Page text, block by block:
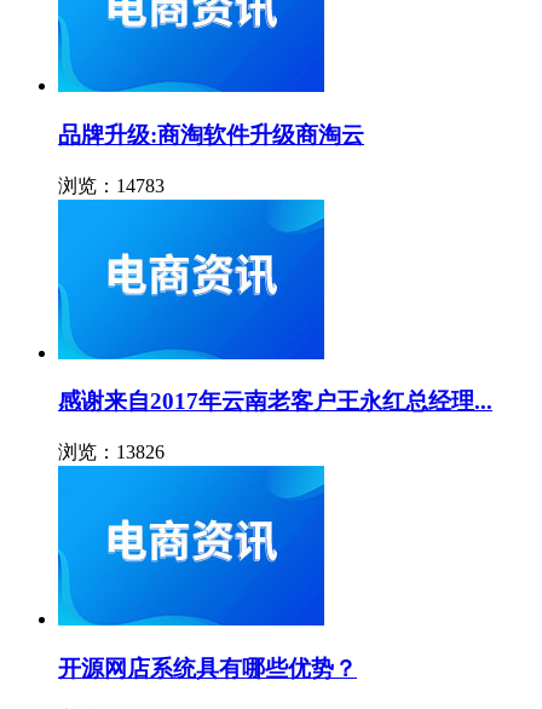
品牌升级:商淘软件升级商淘云
浏览：14783
感谢来自2017年云南老客户王永红总经理...
浏览：13826
开源网店系统具有哪些优势？